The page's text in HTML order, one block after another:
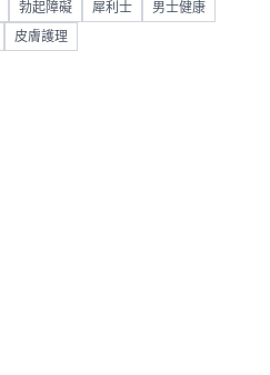
勃起障礙 犀利士 男士健康
皮膚護理